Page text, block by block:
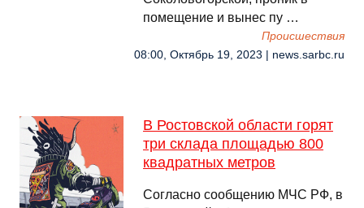
помещение и вынес пу …
Происшествия
08:00, Октябрь 19, 2023 | news.sarbc.ru
В Ростовской области горят
три склада площадью 800
квадратных метров
Согласно сообщению МЧС РФ, в